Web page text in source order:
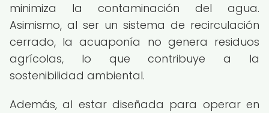
minimiza la contaminación del agua.
Asimismo, al ser un sistema de recirculación
cerrado, la acuaponía no genera residuos
agrícolas, lo que contribuye a la
sostenibilidad ambiental.
Además, al estar diseñada para operar en